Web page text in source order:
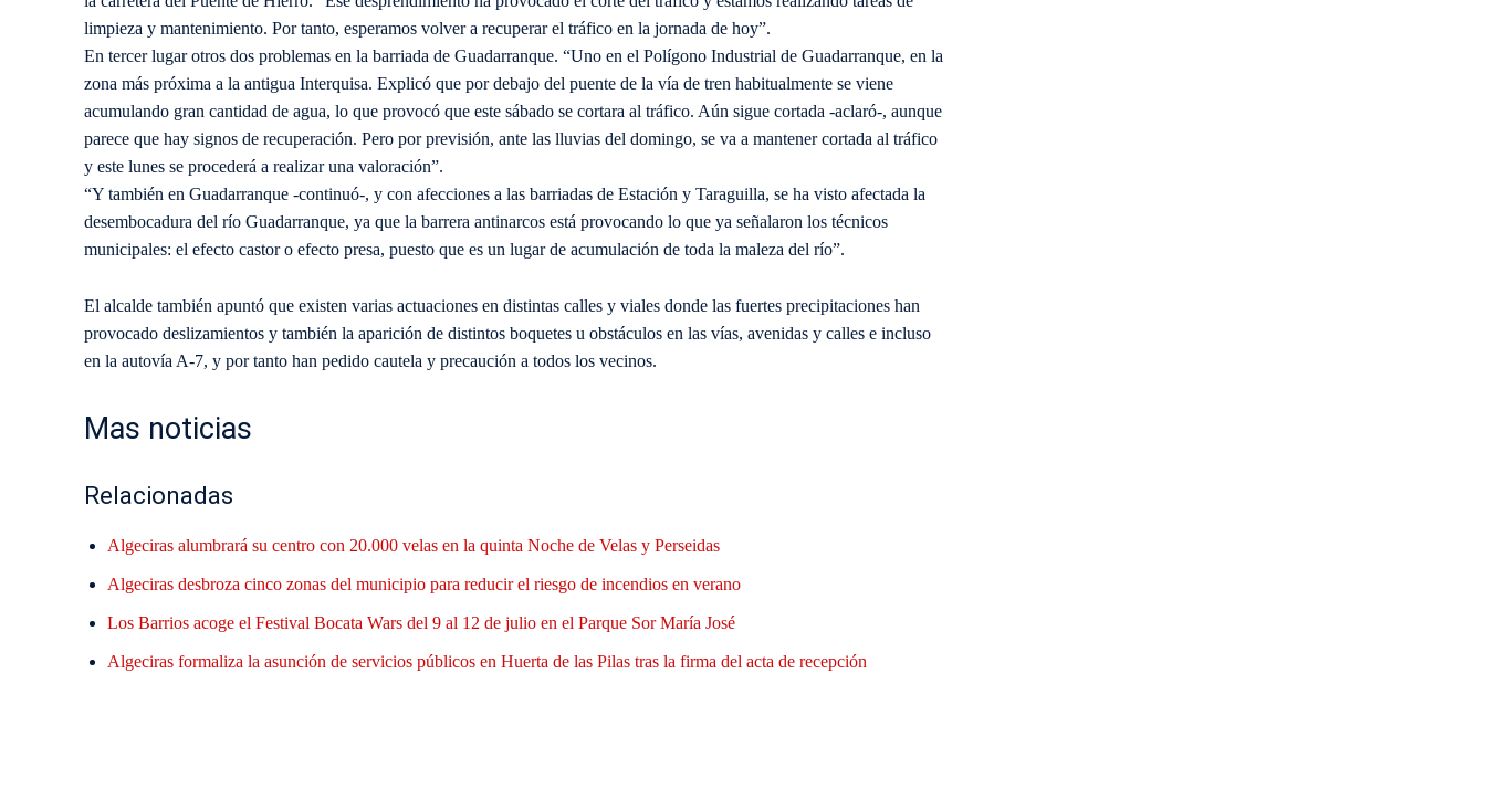
limpieza y mantenimiento. Por tanto, esperamos volver a recuperar el tráfico en la jornada de hoy”.
En tercer lugar otros dos problemas en la barriada de Guadarranque. “Uno en el Polígono Industrial de Guadarranque, en la
zona más próxima a la antigua Interquisa. Explicó que por debajo del puente de la vía de tren habitualmente se viene
acumulando gran cantidad de agua, lo que provocó que este sábado se cortara al tráfico. Aún sigue cortada -aclaró-, aunque
parece que hay signos de recuperación. Pero por previsión, ante las lluvias del domingo, se va a mantener cortada al tráfico
y este lunes se procederá a realizar una valoración”.
“Y también en Guadarranque -continuó-, y con afecciones a las barriadas de Estación y Taraguilla, se ha visto afectada la
desembocadura del río Guadarranque, ya que la barrera antinarcos está provocando lo que ya señalaron los técnicos
municipales: el efecto castor o efecto presa, puesto que es un lugar de acumulación de toda la maleza del río”.
El alcalde también apuntó que existen varias actuaciones en distintas calles y viales donde las fuertes precipitaciones han
provocado deslizamientos y también la aparición de distintos boquetes u obstáculos en las vías, avenidas y calles e incluso
en la autovía A-7, y por tanto han pedido cautela y precaución a todos los vecinos.
Mas noticias
Relacionadas
Algeciras alumbrará su centro con 20.000 velas en la quinta Noche de Velas y Perseidas
Algeciras desbroza cinco zonas del municipio para reducir el riesgo de incendios en verano
Los Barrios acoge el Festival Bocata Wars del 9 al 12 de julio en el Parque Sor María José
Algeciras formaliza la asunción de servicios públicos en Huerta de las Pilas tras la firma del acta de recepción